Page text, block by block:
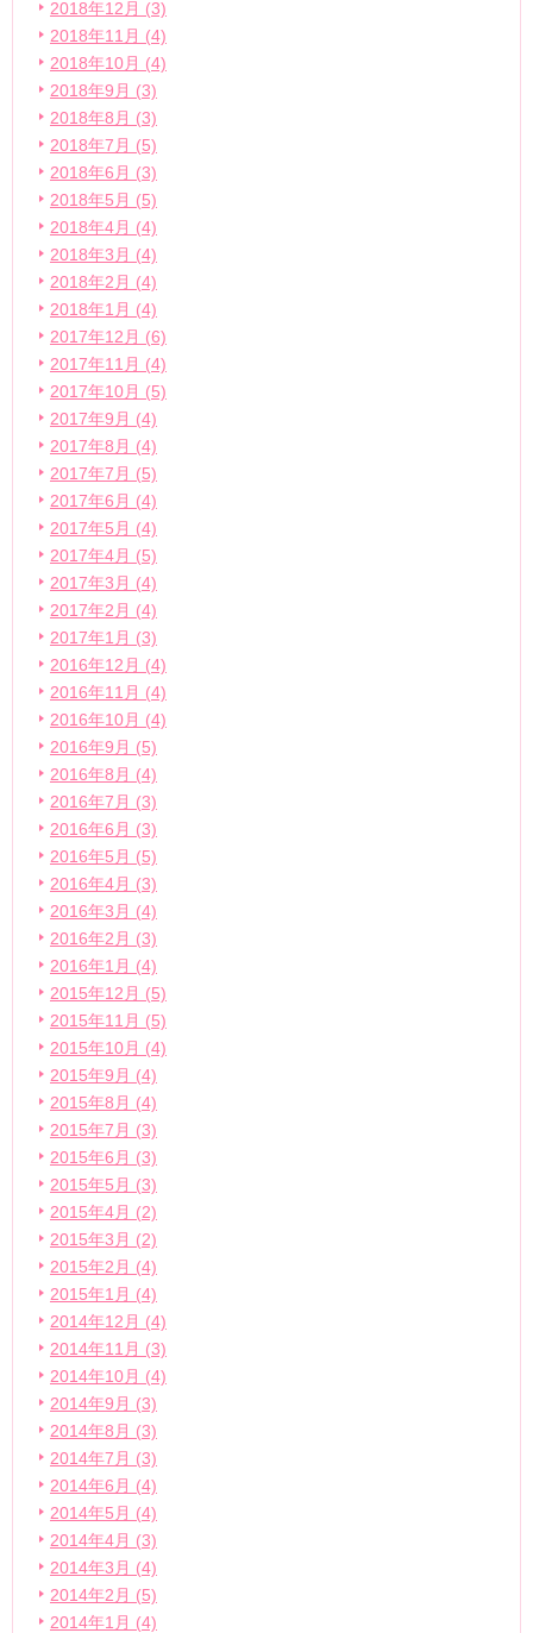
2018年12月 (3)
2018年11月 (4)
2018年10月 (4)
2018年9月 (3)
2018年8月 (3)
2018年7月 (5)
2018年6月 (3)
2018年5月 (5)
2018年4月 (4)
2018年3月 (4)
2018年2月 (4)
2018年1月 (4)
2017年12月 (6)
2017年11月 (4)
2017年10月 (5)
2017年9月 (4)
2017年8月 (4)
2017年7月 (5)
2017年6月 (4)
2017年5月 (4)
2017年4月 (5)
2017年3月 (4)
2017年2月 (4)
2017年1月 (3)
2016年12月 (4)
2016年11月 (4)
2016年10月 (4)
2016年9月 (5)
2016年8月 (4)
2016年7月 (3)
2016年6月 (3)
2016年5月 (5)
2016年4月 (3)
2016年3月 (4)
2016年2月 (3)
2016年1月 (4)
2015年12月 (5)
2015年11月 (5)
2015年10月 (4)
2015年9月 (4)
2015年8月 (4)
2015年7月 (3)
2015年6月 (3)
2015年5月 (3)
2015年4月 (2)
2015年3月 (2)
2015年2月 (4)
2015年1月 (4)
2014年12月 (4)
2014年11月 (3)
2014年10月 (4)
2014年9月 (3)
2014年8月 (3)
2014年7月 (3)
2014年6月 (4)
2014年5月 (4)
2014年4月 (3)
2014年3月 (4)
2014年2月 (5)
2014年1月 (4)